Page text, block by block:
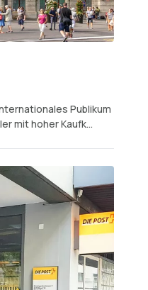
Publikum
mit hoher Kaufk...